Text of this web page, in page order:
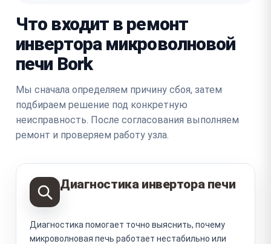
Что входит в ремонт
инвертора микроволновой
печи Bork
Мы сначала определяем причину сбоя, затем
подбираем решение под конкретную
неисправность. После согласования выполняем
ремонт и проверяем работу узла.
Диагностика инвертора печи
Диагностика помогает точно выяснить, почему
микроволновая печь работает нестабильно или